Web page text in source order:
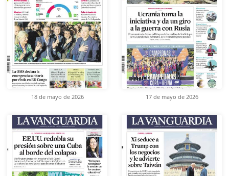
18 de mayo de 2026 17 de mayo de 2026